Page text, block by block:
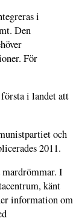
i
Den
För
i landet att
och
2011.
I
känt
information om